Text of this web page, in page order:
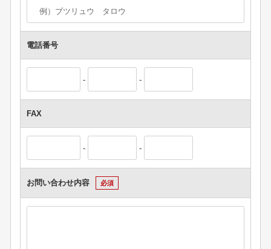
電話番号
- -
FAX
- -
お問い合わせ内容 必須